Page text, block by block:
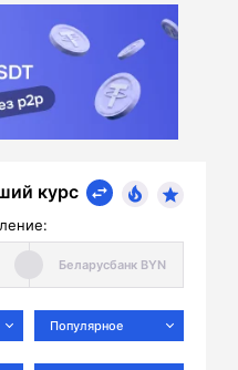
курс
Популярное